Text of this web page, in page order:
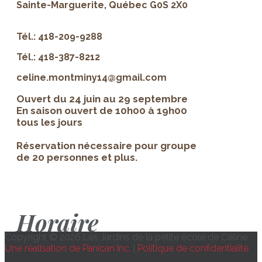
Sainte-Marguerite, Québec G0S 2X0
Tél.: 418-209-9288
Tél.: 418-387-8212
celine.montminy14@gmail.com
Ouvert du 24 juin au 29 septembre
En saison ouvert de 10h00 à 19h00
tous les jours
Réservation nécessaire pour groupe
de 20 personnes et plus.
Horaire
Copyright © 2026 Les Jardins de la petite école de Céline.
Une réalisation de Panican Inc.
Politique de confidentialité